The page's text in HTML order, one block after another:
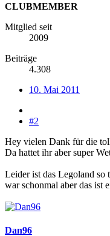
CLUBMEMBER
Mitglied seit
2009
Beiträge
4.308
10. Mai 2011
#2
Hey vielen Dank für die
Da hattet ihr aber super
Leider ist das Legoland so
war schonmal aber das ist
Dan96